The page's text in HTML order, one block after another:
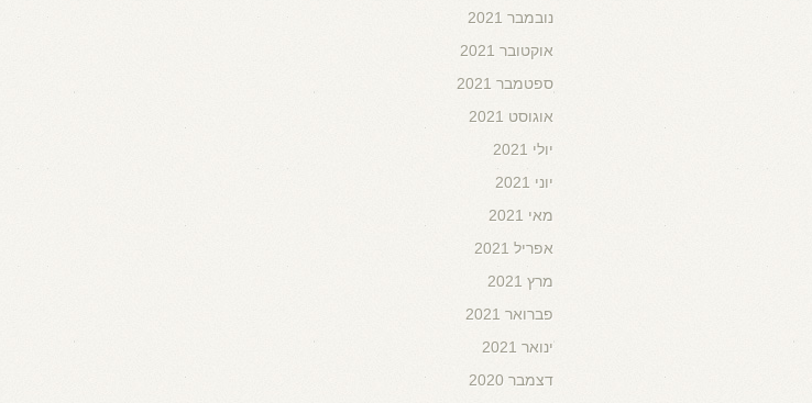
נובמבר 2021
אוקטובר 2021
ספטמבר 2021
אוגוסט 2021
יולי 2021
יוני 2021
מאי 2021
אפריל 2021
מרץ 2021
פברואר 2021
ינואר 2021
דצמבר 2020